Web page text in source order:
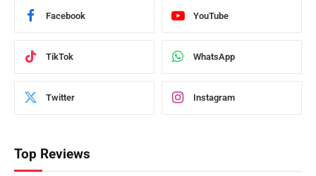
Facebook YouTube
TikTok WhatsApp
Twitter Instagram
Top Reviews